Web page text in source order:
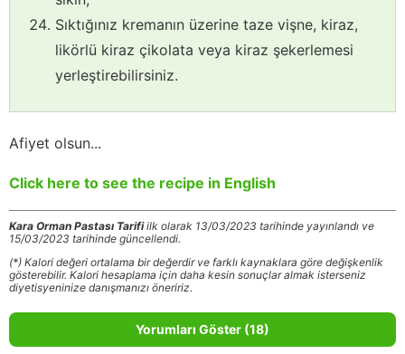
Sıktığınız kremanın üzerine taze vişne, kiraz,
likörlü kiraz çikolata veya kiraz şekerlemesi
yerleştirebilirsiniz.
Afiyet olsun...
Click here to see the recipe in English
Kara Orman Pastası Tarifiilk olarak 13/03/2023 tarihinde yayınlandı ve
15/03/2023 tarihinde güncellendi.
(*) Kalori değeri ortalama bir değerdir ve farklı kaynaklara göre değişkenlik
gösterebilir. Kalori hesaplama için daha kesin sonuçlar almak isterseniz
diyetisyeninize danışmanızı öneririz.
Yorumları Göster (18)